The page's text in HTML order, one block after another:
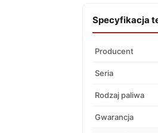
Specyfikacja
Producent
Seria
Rodzaj paliwa
Gwarancja